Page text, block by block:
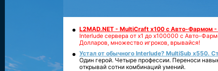
L2MAD.NET - MultiCraft x100 с Авто-Фармом
Interlude сервера от х1 до х100000 с Авто-
Долларов, множество игроков, врывайся!
Устал от обычного Interlude? MultiSub x550.
Один герой. Четыре профессии. Переноси
открывай сотни комбинаций умений.